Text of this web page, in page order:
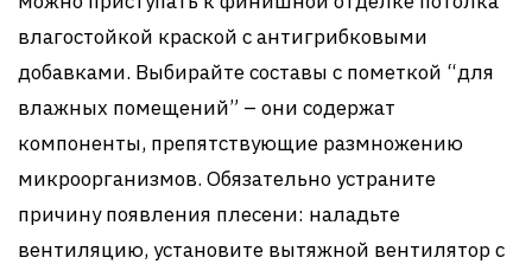
влагостойкой краской с антигрибковыми
добавками. Выбирайте составы с пометкой “для
влажных помещений” – они содержат
компоненты, препятствующие размножению
микроорганизмов. Обязательно устраните
причину появления плесени: наладьте
вентиляцию, установите вытяжной вентилятор с